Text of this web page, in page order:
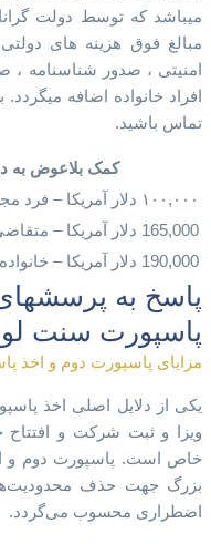
میباشد که توسط دولت
مبالغ فوق هزینه های
امنیتی ، صدور شناسنامه ،
افراد خانواده اضافه
تماس باشید.
کمک بلاعوض به
۱۰۰,۰۰۰ دلار آمریکا – فرد مجرد
165,000 دلار آمریکا – متقاضی اصلی و همسر
190,000 دلار آمریکا – خانواده چهار نفره
پاسخ به پرسشهای
پاسپورت سنت
مزایای پاسپورت دوم و
یکی از دلایل اصلی اخذ
ویزا و ثبت شرکت و
خاص است. پاسپورت دوم و
بزرگ جهت حذف محدودیت‌ها
اضطراری محسوب می‌گردد.